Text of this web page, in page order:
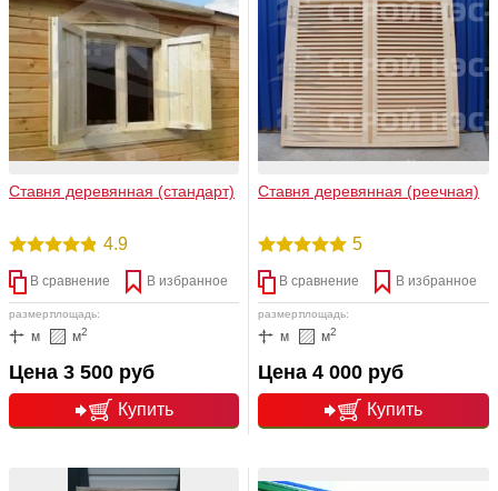
Ставня деревянная (стандарт)
4.9
В сравнение В избранное
размер:
м
площадь:
м2
Купить
Цена 3 500 руб
подробнее
Ставня деревянная (реечная)
5
В сравнение В избранное
размер:
м
площадь:
м2
Купить
Цена 4 000 руб
подробнее